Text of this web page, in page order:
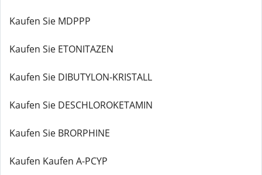
Kaufen Sie MDPPP
Kaufen Sie ETONITAZEN
Kaufen Sie DIBUTYLON-KRISTALL
Kaufen Sie DESCHLOROKETAMIN
Kaufen Sie BRORPHINE
Kaufen Kaufen A-PCYP